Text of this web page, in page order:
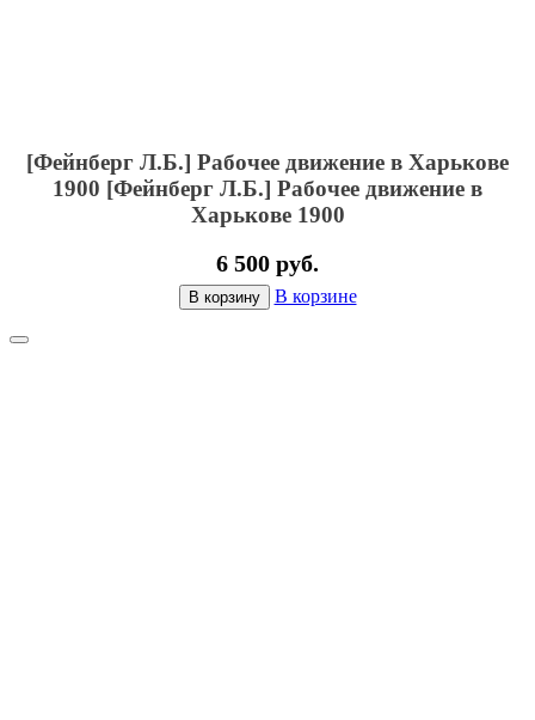
[Фейнберг Л.Б.] Рабочее движение в Харькове
1900 [Фейнберг Л.Б.] Рабочее движение в
Харькове 1900
6 500 руб.
В корзину В корзине